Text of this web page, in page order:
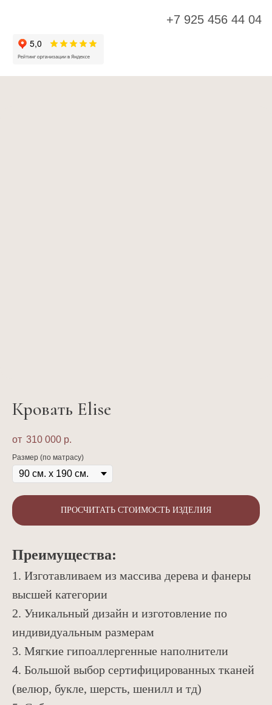
+7 925 456 44 04
Кровать Elise
310 000 р.
Размер (по матрасу)
ПРОСЧИТАТЬ СТОИМОСТЬ ИЗДЕЛИЯ
Преимущества:
1. Изготавливаем из массива дерева и фанеры
высшей категории
2. Уникальный дизайн и изготовление по
индивидуальным размерам
3. Мягкие гипоаллергенные наполнители
4. Большой выбор сертифицированных тканей
(велюр, букле, шерсть, шенилл и тд)